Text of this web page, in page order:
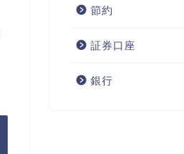
節約
証券口座
銀行